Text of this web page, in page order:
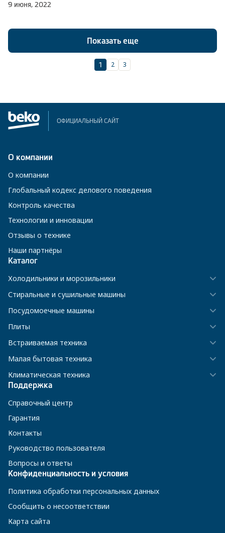
9 июня, 2022
Показать еще
1 2 3
ОФИЦИАЛЬНЫЙ САЙТ
О компании
О компании
Глобальный кодекс делового поведения
Контроль качества
Технологии и инновации
Отзывы о технике
Наши партнёры
Каталог
Холодильники и морозильники
Стиральные и сушильные машины
Посудомоечные машины
Плиты
Встраиваемая техника
Малая бытовая техника
Климатическая техника
Поддержка
Справочный центр
Гарантия
Контакты
Руководство пользователя
Вопросы и ответы
Конфиденциальность и условия
Политика обработки персональных данных
Сообщить о несоответствии
Карта сайта